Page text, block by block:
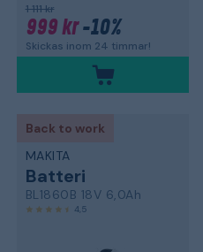
1 111 kr
999 kr-10%
Skickas inom 24 timmar!
Back to work
MAKITA
Batteri
BL1860B 18V 6,0Ah
4,5